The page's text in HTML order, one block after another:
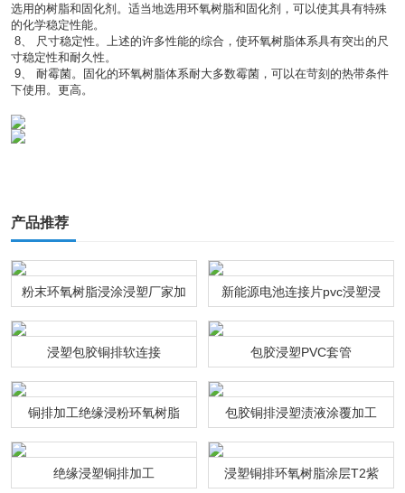
产品推荐
粉末环氧树脂浸涂浸塑厂家加
工
新能源电池连接片pvc浸塑浸
粉通达利厂家
浸塑包胶铜排软连接 包胶浸塑PVC套管
铜排加工绝缘浸粉环氧树脂 包胶铜排浸塑渍液涂覆加工
绝缘浸塑铜排加工 浸塑铜排环氧树脂涂层T2紫
选用的树脂和固化剂。适当地选用环氧树脂和固化剂，可以使其具有特殊
的化学稳定性能。
寸稳定性和耐久性。
下使用。更高。